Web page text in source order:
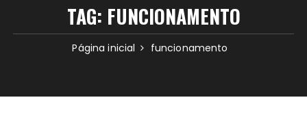
TAG: FUNCIONAMENTO
Página inicial funcionamento